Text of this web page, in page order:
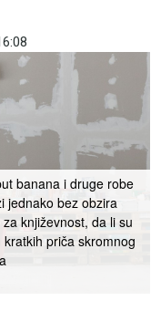
banana i druge robe
jednako bez obzira
književnost, da li su
priča skromnog